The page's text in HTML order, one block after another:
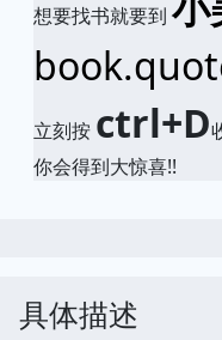
想要找书就要到
立刻按 ctrl+D
你会得到大惊喜!!
具体描述